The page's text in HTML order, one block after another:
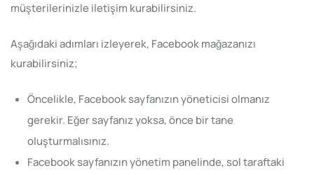
müşterilerinizle iletişim kurabilirsiniz.
Aşağıdaki adımları izleyerek, Facebook mağazanızı
kurabilirsiniz;
Öncelikle, Facebook sayfanızın yöneticisi olmanız
gerekir. Eğer sayfanız yoksa, önce bir tane
oluşturmalısınız.
Facebook sayfanızın yönetim panelinde, sol taraftaki